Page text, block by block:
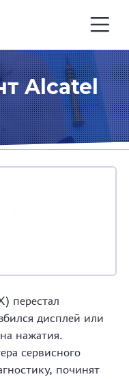
Alcatel
перестал
дисплей или
нажатия.
сервисного
починят